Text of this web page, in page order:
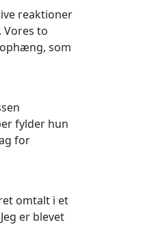
reaktioner
Vores to
som
fylder hun
for
omtalt i et
er blevet